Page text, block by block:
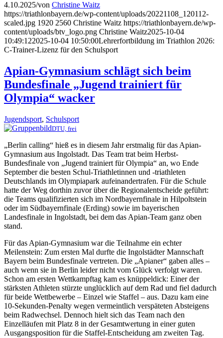
4.10.2025/von Christine Waitz
https://triathlonbayern.de/wp-content/uploads/20221108_120112-
scaled.jpg 1920 2560 Christine Waitz https://triathlonbayern.de/wp-
content/uploads/btv_logo.png Christine Waitz2025-10-04
10:49:122025-10-04 10:50:00Lehrerfortbildung im Triathlon 2026:
C-Trainer-Lizenz für den Schulsport
Apian-Gymnasium schlägt sich beim
Bundesfinale „Jugend trainiert für
Olympia“ wacker
Jugendsport, Schulsport
DTU, frei
„Berlin calling“ hieß es in diesem Jahr erstmalig für das Apian-
Gymnasium aus Ingolstadt. Das Team trat beim Herbst-
Bundesfinale von „Jugend trainiert für Olympia“ an, wo Ende
September die besten Schul-Triathletinnen und -triathleten
Deutschlands im Olympiapark aufeinandertrafen. Für die Schule
hatte der Weg dorthin zuvor über die Regionalentscheide geführt:
die Teams qualifizierten sich im Nordbayernfinale in Hilpoltstein
oder im Südbayernfinale (Erding) sowie im bayerischen
Landesfinale in Ingolstadt, bei dem das Apian-Team ganz oben
stand.
Für das Apian-Gymnasium war die Teilnahme ein echter
Meilenstein: Zum ersten Mal durfte die Ingolstädter Mannschaft
Bayern beim Bundesfinale vertreten. Die „Apianer“ gaben alles –
auch wenn sie in Berlin leider nicht vom Glück verfolgt waren.
Schon am ersten Wettkampftag kam es knüppeldick: Einer der
stärksten Athleten stürzte unglücklich auf dem Rad und fiel dadurch
für beide Wettbewerbe – Einzel wie Staffel – aus. Dazu kam eine
10-Sekunden-Penalty wegen vermeintlich verspäteten Absteigens
beim Radwechsel. Dennoch hielt sich das Team nach den
Einzelläufen mit Platz 8 in der Gesamtwertung in einer guten
Ausgangsposition für die Staffel-Entscheidung am zweiten Tag.